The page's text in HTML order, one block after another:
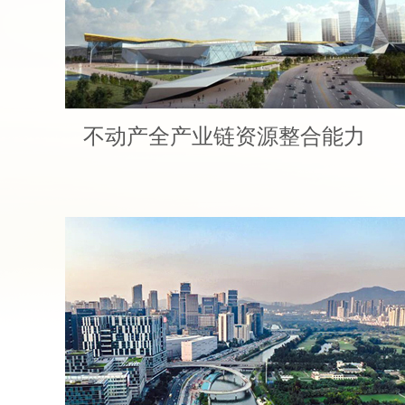
不动产全产业链资源整合能力